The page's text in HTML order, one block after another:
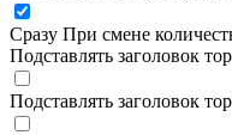
Сразу При смене
Подставлять заголовок
Подставлять заголовок